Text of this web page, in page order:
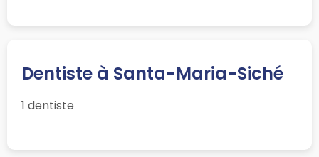
Dentiste à Santa-Maria-Siché
1 dentiste